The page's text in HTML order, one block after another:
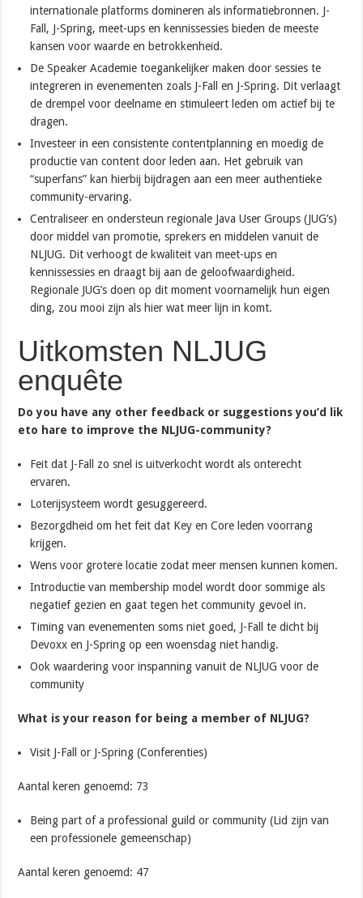
internationale platforms domineren als informatiebronnen. J-
Fall, J-Spring, meet-ups en kennissessies bieden de meeste
kansen voor waarde en betrokkenheid.
De Speaker Academie toegankelijker maken door sessies te
integreren in evenementen zoals J-Fall en J-Spring. Dit verlaagt
de drempel voor deelname en stimuleert leden om actief bij te
dragen.
Investeer in een consistente contentplanning en moedig de
productie van content door leden aan. Het gebruik van
“superfans” kan hierbij bijdragen aan een meer authentieke
community-ervaring.
Centraliseer en ondersteun regionale Java User Groups (JUG’s)
door middel van promotie, sprekers en middelen vanuit de
NLJUG. Dit verhoogt de kwaliteit van meet-ups en
kennissessies en draagt bij aan de geloofwaardigheid.
Regionale JUG’s doen op dit moment voornamelijk hun eigen
ding, zou mooi zijn als hier wat meer lijn in komt.
Uitkomsten NLJUG
enquête
Do you have any other feedback or suggestions you’d lik
eto hare to improve the NLJUG-community?
Feit dat J-Fall zo snel is uitverkocht wordt als onterecht
ervaren.
Loterijsysteem wordt gesuggereerd.
Bezorgdheid om het feit dat Key en Core leden voorrang
krijgen.
Wens voor grotere locatie zodat meer mensen kunnen komen.
Introductie van membership model wordt door sommige als
negatief gezien en gaat tegen het community gevoel in.
Timing van evenementen soms niet goed, J-Fall te dicht bij
Devoxx en J-Spring op een woensdag niet handig.
Ook waardering voor inspanning vanuit de NLJUG voor de
community
What is your reason for being a member of NLJUG?
Visit J-Fall or J-Spring (Conferenties)
Aantal keren genoemd: 73
Being part of a professional guild or community (Lid zijn van
een professionele gemeenschap)
Aantal keren genoemd: 47